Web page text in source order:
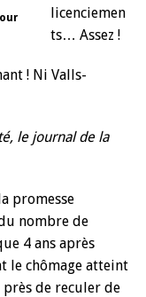
licenciemen
ts… Assez !
! Ni Valls-
le journal de la
promesse
nombre de
4 ans après
le chômage atteint
près de reculer de